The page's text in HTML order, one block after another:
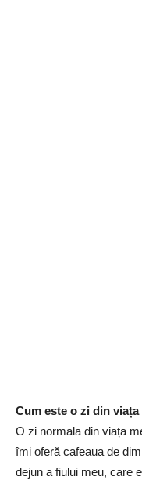
Cum este o zi din
O zi normala din viața
îmi oferă cafeaua de
dejun a fiului meu, care